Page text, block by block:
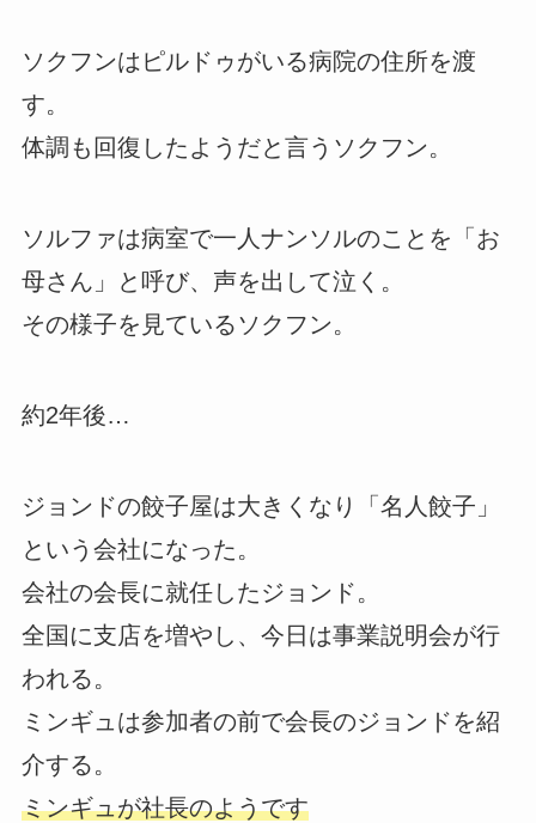
ソクフンはピルドゥがいる病院の住所を渡
す。
体調も回復したようだと言うソクフン。
ソルファは病室で一人ナンソルのことを「お
母さん」と呼び、声を出して泣く。
その様子を見ているソクフン。
約2年後…
ジョンドの餃子屋は大きくなり「名人餃子」
という会社になった。
会社の会長に就任したジョンド。
全国に支店を増やし、今日は事業説明会が行
われる。
ミンギュは参加者の前で会長のジョンドを紹
介する。
ミンギュが社長のようです